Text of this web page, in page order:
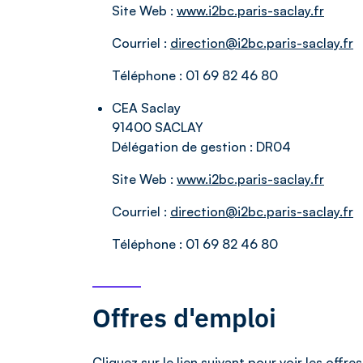
Site Web : www.i2bc.paris-saclay.fr
Courriel : direction@i2bc.paris-saclay.fr
Téléphone : 01 69 82 46 80
CEA Saclay
91400 SACLAY
Délégation de gestion : DR04
Site Web : www.i2bc.paris-saclay.fr
Courriel : direction@i2bc.paris-saclay.fr
Téléphone : 01 69 82 46 80
Offres d'emploi